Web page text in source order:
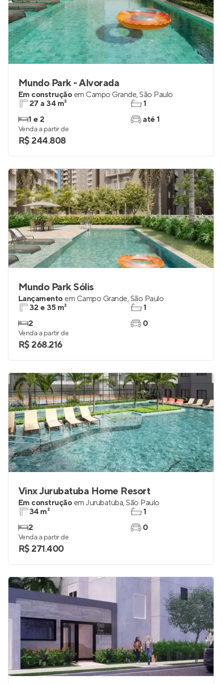
Mundo Park - Alvorada
Em construção em Campo Grande,São Paulo
27 a 34 m²
1 e 2
1
até 1
Venda a partir de
R$ 244.808
Mundo Park Sólis
Lançamento em Campo Grande,São Paulo
32 e 35 m²
2
1
0
Venda a partir de
R$ 268.216
Vinx Jurubatuba Home Resort
Em construção em Jurubatuba,São Paulo
34 m²
2
1
0
Venda a partir de
R$ 271.400